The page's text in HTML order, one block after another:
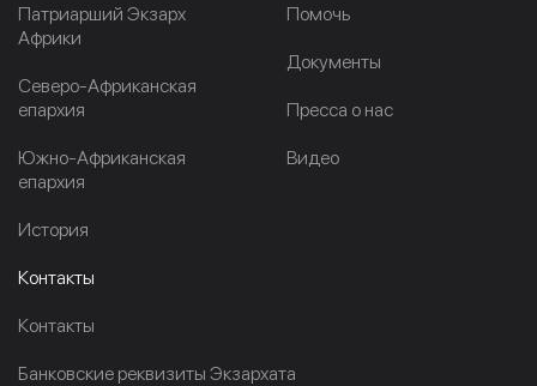
Патриарший Экзарх
Африки
Северо-Африканская
епархия
Южно-Африканская
епархия
История
Помочь
Документы
Пресса о нас
Видео
Контакты
Контакты
Банковские реквизиты Экзархата